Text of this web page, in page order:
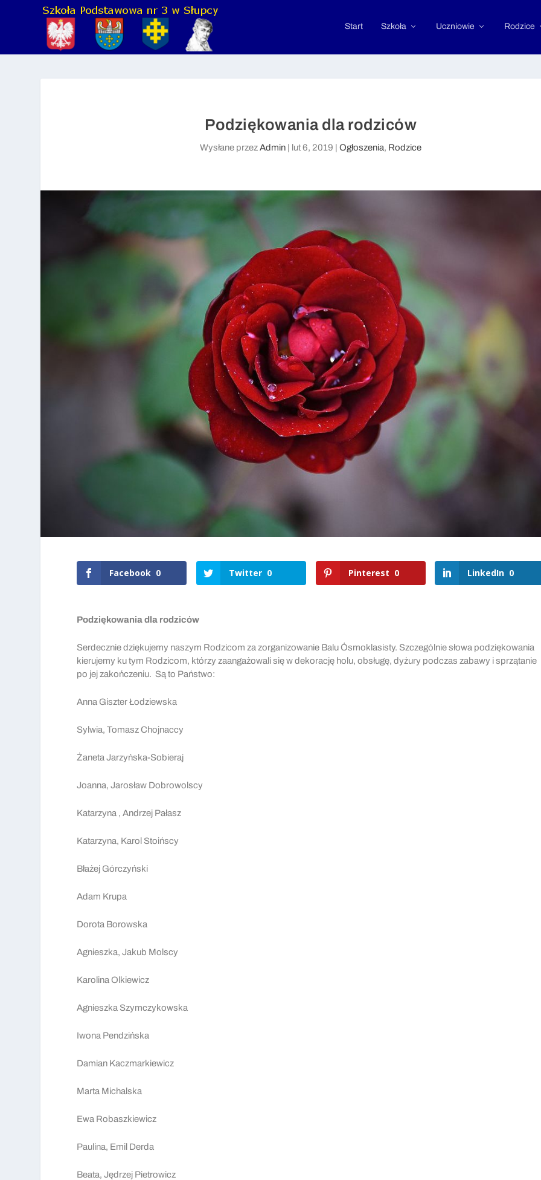
Start Szkoła Uczniowie Rodzice
Podziękowania dla rodziców
Wysłane przezAdmin lut 6, 2019 |Ogłoszenia, Rodzice
Facebook 0 Twitter 0 Pinterest 0 LinkedIn 0
Podziękowania dla rodziców
Serdecznie dziękujemy naszym Rodzicom za zorganizowanie Balu Ósmoklasisty. Szczególnie słowa podziękowania
kierujemy ku tym Rodzicom, którzy zaangażowali się w dekorację holu, obsługę, dyżury podczas zabawy i sprzątanie
po jej zakończeniu. Są to Państwo:
Anna Giszter Łodziewska
Sylwia, Tomasz Chojnaccy
Żaneta Jarzyńska-Sobieraj
Joanna, Jarosław Dobrowolscy
Katarzyna , Andrzej Pałasz
Katarzyna, Karol Stoińscy
Błażej Górczyński
Adam Krupa
Dorota Borowska
Agnieszka, Jakub Molscy
Karolina Olkiewicz
Agnieszka Szymczykowska
Iwona Pendzińska
Damian Kaczmarkiewicz
Marta Michalska
Ewa Robaszkiewicz
Paulina, Emil Derda
Beata, Jędrzej Pietrowicz